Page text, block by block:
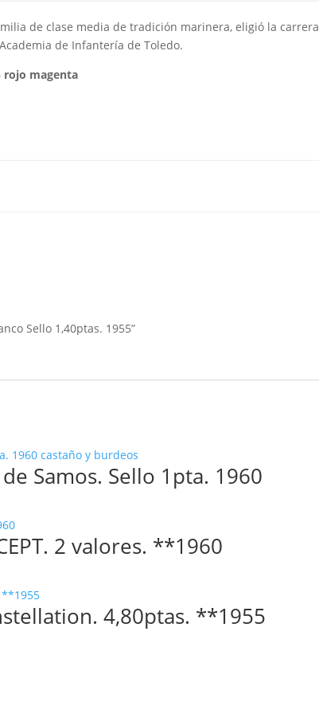
de clase media de tradición marinera, eligió la carrera
de Infantería de Toledo.
rojo magenta
Sello 1,40ptas. 1955”
Samos. Sello 1pta. 1960
2 valores. **1960
4,80ptas. **1955